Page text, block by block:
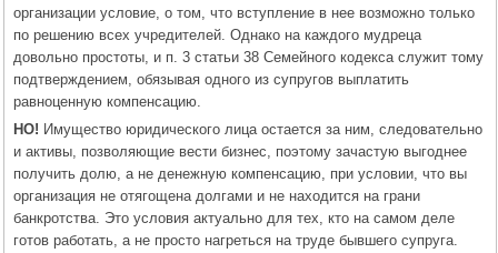
организации условие, о том, что вступление в нее возможно только
по решению всех учредителей. Однако на каждого мудреца
довольно простоты, и п. 3 статьи 38 Семейного кодекса служит тому
подтверждением, обязывая одного из супругов выплатить
равноценную компенсацию.
НО! Имущество юридического лица остается за ним, следовательно
и активы, позволяющие вести бизнес, поэтому зачастую выгоднее
получить долю, а не денежную компенсацию, при условии, что вы
организация не отягощена долгами и не находится на грани
банкротства. Это условия актуально для тех, кто на самом деле
готов работать, а не просто нагреться на труде бывшего супруга.